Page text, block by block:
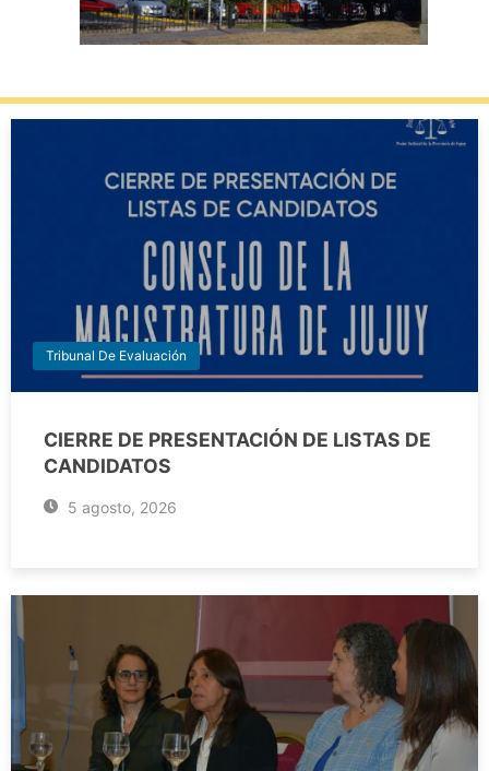
Tribunal De Evaluación
CIERRE DE PRESENTACIÓN DE LISTAS DE
CANDIDATOS
5 agosto, 2026